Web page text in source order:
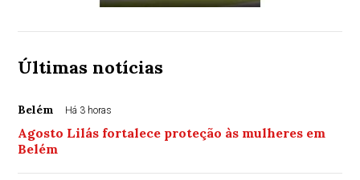
Últimas notícias
Belém Há 3 horas
Agosto Lilás fortalece proteção às mulheres em
Belém